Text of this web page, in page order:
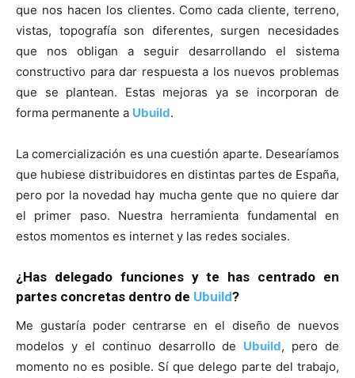
que nos hacen los clientes. Como cada cliente, terreno,
vistas, topografía son diferentes, surgen necesidades
que nos obligan a seguir desarrollando el sistema
constructivo para dar respuesta a los nuevos problemas
que se plantean. Estas mejoras ya se incorporan de
forma permanente a Ubuild.
La comercialización es una cuestión aparte. Desearíamos
que hubiese distribuidores en distintas partes de España,
pero por la novedad hay mucha gente que no quiere dar
el primer paso. Nuestra herramienta fundamental en
estos momentos es internet y las redes sociales.
¿Has delegado funciones y te has centrado en
partes concretas dentro de Ubuild?
Me gustaría poder centrarse en el diseño de nuevos
modelos y el continuo desarrollo de Ubuild, pero de
momento no es posible. Sí que delego parte del trabajo,